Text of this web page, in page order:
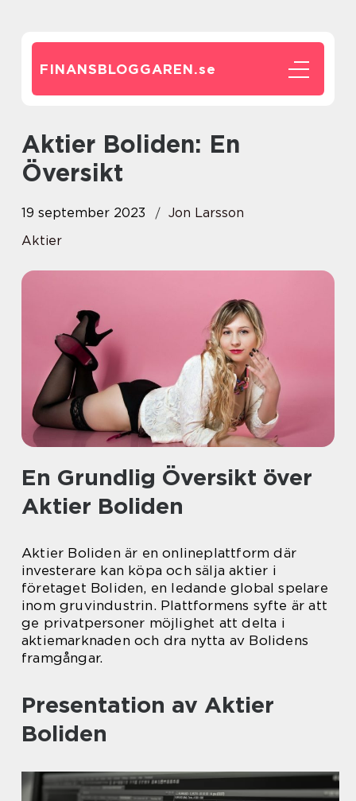
FINANSBLOGGAREN.se
Aktier Boliden: En
Översikt
19 september 2023
Jon Larsson
Aktier
En Grundlig Översikt över
Aktier Boliden
Aktier Boliden är en onlineplattform där
investerare kan köpa och sälja aktier i
företaget Boliden, en ledande global spelare
inom gruvindustrin. Plattformens syfte är att
ge privatpersoner möjlighet att delta i
aktiemarknaden och dra nytta av Bolidens
framgångar.
Presentation av Aktier
Boliden